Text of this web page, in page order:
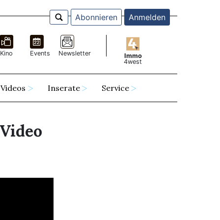
Abonnieren Anmelden
Kino Events Newsletter
Immo
4west
Videos Inserate Service